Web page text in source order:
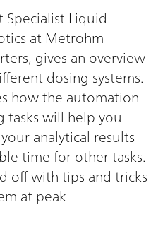
Specialist Liquid
at Metrohm
gives an overview
dosing systems.
how the automation
tasks will help you
analytical results
time for other tasks.
off with tips and tricks
at peak